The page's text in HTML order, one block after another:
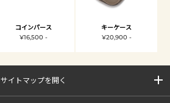
コインパース
¥16,500 -
キーケース
¥20,900 -
サイトマップを開く